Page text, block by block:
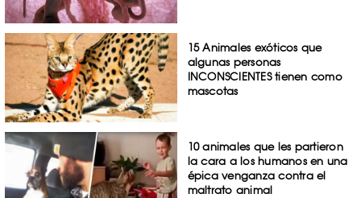
15 Animales exóticos que
algunas personas
INCONSCIENTES tienen como
mascotas
10 animales que les partieron
la cara a los humanos en una
épica venganza contra el
maltrato animal